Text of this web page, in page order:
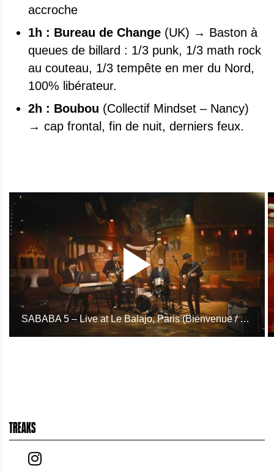
accroche
1h : Bureau de Change (UK) → Baston à
queues de billard : 1/3 punk, 1/3 math rock
au couteau, 1/3 tempête en mer du Nord,
100% libérateur.
2h : Boubou (Collectif Mindset – Nancy)
→ cap frontal, fin de nuit, derniers feux.
SABABA 5 – Live at Le Balajo, Paris (Bienvenue / Ma Hol)
TREAKS